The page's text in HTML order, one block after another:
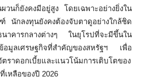
นก็ยังคงมีอยู่สูง โดยเฉพาะอย่างยิ่งใน
นักลงทุนยังคงต้องจับตาดูอย่างใกล้ชิด
นาคารกลางต่างๆ ในยุโรปที่จะมีขึ้นใน
มูลเศรษฐกิจที่สำคัญของสหรัฐฯ เพื่อ
ราดอกเบี้ยและแนวโน้มการเติบโตของ
เหลือของปี 2026